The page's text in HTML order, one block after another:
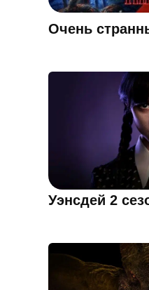
Очень
Уэнсдей 2